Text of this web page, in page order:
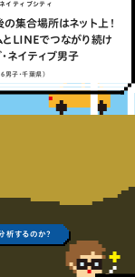
ティブシティ
集合場所はネット上！
LINEでつながり続け
ネイティブ男子
子・千葉県）
析するのか？